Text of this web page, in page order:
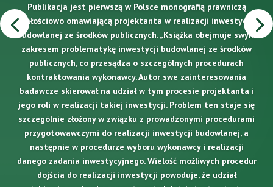
Publikacja jest pierwszą w Polsce monografią prawniczą
całościowo omawiającą projektanta w realizacji inwestycji
budowlanej ze środków publicznych. „Książka obejmuje swym
zakresem problematykę inwestycji budowlanej ze środków
publicznych, co przesądza o szczególnych procedurach
kontraktowania wykonawcy. Autor swe zainteresowania
badawcze skierował na udział w tym procesie projektanta i
jego roli w realizacji takiej inwestycji. Problem ten staje się
szczególnie złożony w związku z prowadzonymi procedurami
przygotowawczymi do realizacji inwestycji budowlanej, a
następnie w procedurze wyboru wykonawcy i realizacji
danego zadania inwestycyjnego. Wielość możliwych procedur
dojścia do realizacji inwestycji powoduje, że udział